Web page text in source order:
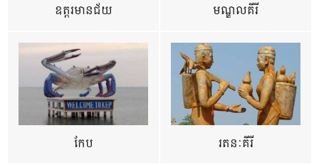
ឧត្ដរមានជ័យ មណ្ឌលគីរី
កែប រតនៈគីរី